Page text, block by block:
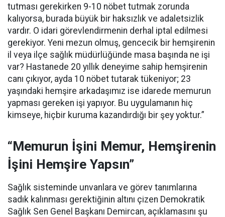
tutması gerekirken 9-10 nöbet tutmak zorunda
kalıyorsa, burada büyük bir haksızlık ve adaletsizlik
vardır. O idari görevlendirmenin derhal iptal edilmesi
gerekiyor. Yeni mezun olmuş, gencecik bir hemşirenin
il veya ilçe sağlık müdürlüğünde masa başında ne işi
var? Hastanede 20 yıllık deneyime sahip hemşirenin
canı çıkıyor, ayda 10 nöbet tutarak tükeniyor; 23
yaşındaki hemşire arkadaşımız ise idarede memurun
yapması gereken işi yapıyor. Bu uygulamanın hiç
kimseye, hiçbir kuruma kazandırdığı bir şey yoktur.”
“Memurun İşini Memur, Hemşirenin
İşini Hemşire Yapsın”
Sağlık sisteminde unvanlara ve görev tanımlarına
sadık kalınması gerektiğinin altını çizen Demokratik
Sağlık Sen Genel Başkanı Demircan, açıklamasını şu